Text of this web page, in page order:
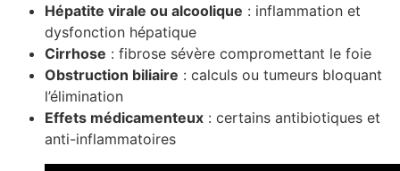
Hépatite virale ou alcoolique : inflammation et
dysfonction hépatique
Cirrhose : fibrose sévère compromettant le foie
Obstruction biliaire : calculs ou tumeurs bloquant
l’élimination
Effets médicamenteux : certains antibiotiques et
anti-inflammatoires